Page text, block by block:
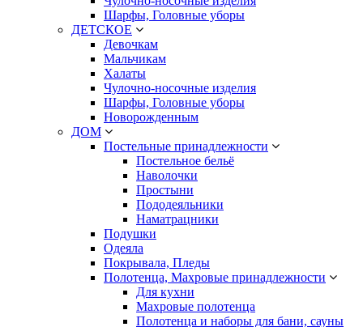
Шарфы, Головные уборы
ДЕТСКОЕ
Девочкам
Мальчикам
Халаты
Чулочно-носочные изделия
Шарфы, Головные уборы
Новорожденным
ДОМ
Постельные принадлежности
Постельное бельё
Наволочки
Простыни
Пододеяльники
Наматрацники
Подушки
Одеяла
Покрывала, Пледы
Полотенца, Махровые принадлежности
Для кухни
Махровые полотенца
Полотенца и наборы для бани, сауны